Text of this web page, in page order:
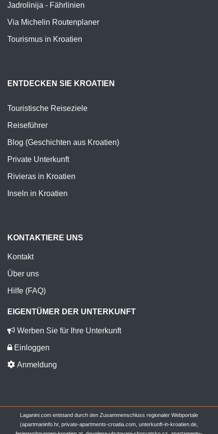
Jadrolinija - Fährlinien
Via Michelin Routenplaner
Tourismus in Kroatien
ENTDECKEN SIE KROATIEN
Touristische Reiseziele
Reiseführer
Blog (Geschichten aus Kroatien)
Private Unterkunft
Rivieras in Kroatien
Inseln in Kroatien
KONTAKTIERE UNS
Kontakt
Über uns
Hilfe (FAQ)
EIGENTÜMER DER UNTERKUNFT
Werben Sie für Ihre Unterkunft
Einloggen
Anmeldung
Laganini.com entstand durch den Zusammenschluss regionaler Webportale
(apartmaninfo.hr, private-apartments-croatia.com, unterkunft-in-kroatien.de,